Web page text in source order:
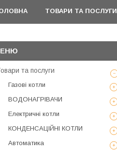
ТОВАРИ ТА ПОСЛУГИ
та послуги
Газові котли
ВОДОНАГРІВАЧИ
Електричні котли
КОНДЕНСАЦІЙНІ КОТЛИ
Автоматика